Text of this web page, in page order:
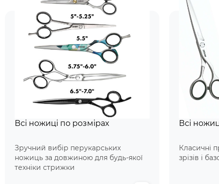
Всі ножиці по розмірах
Зручний вибір перукарських
ножиць за довжиною для будь-якої
техніки стрижки
Всі
Класичні
зрізів і